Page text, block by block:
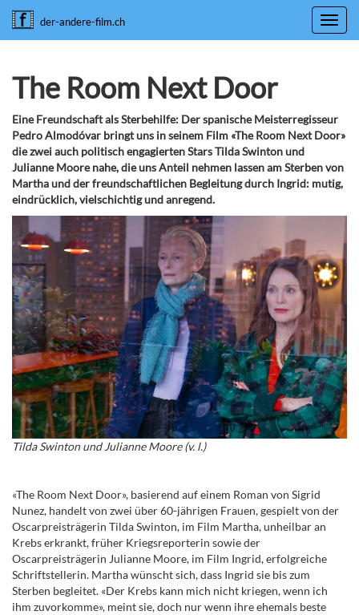
der-andere-film.ch
The Room Next Door
Eine Freundschaft als Sterbehilfe: Der spanische Meisterregisseur
Pedro Almodóvar bringt uns in seinem Film «The Room Next Door»
die zwei auch politisch engagierten Stars Tilda Swinton und
Julianne Moore nahe, die uns Anteil nehmen lassen am Sterben von
Martha und der freundschaftlichen Begleitung durch Ingrid: mutig,
eindrücklich, vielschichtig und anregend.
Tilda Swinton und Julianne Moore (v. l.)
«The Room Next Door», basierend auf einem Roman von Sigrid
Nunez, handelt von zwei über 60-jährigen Frauen, gespielt von der
Oscarpreisträgerin Tilda Swinton, im Film Martha, unheilbar an
Krebs erkrankt, früher Kriegsreporterin sowie der
Oscarpreisträgerin Julianne Moore, im Film Ingrid, erfolgreiche
Schriftstellerin. Martha wünscht sich, dass Ingrid sie bis zum
Sterben begleitet. «Der Krebs kann mich nicht kriegen, wenn ich
ihm zuvorkomme», meint sie, doch nur wenn ihre ehemals beste